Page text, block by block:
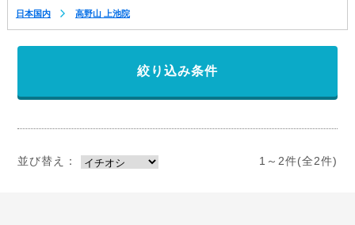
日本国内 高野山 上池院
絞り込み条件
並び替え： 1～2件(全2件)